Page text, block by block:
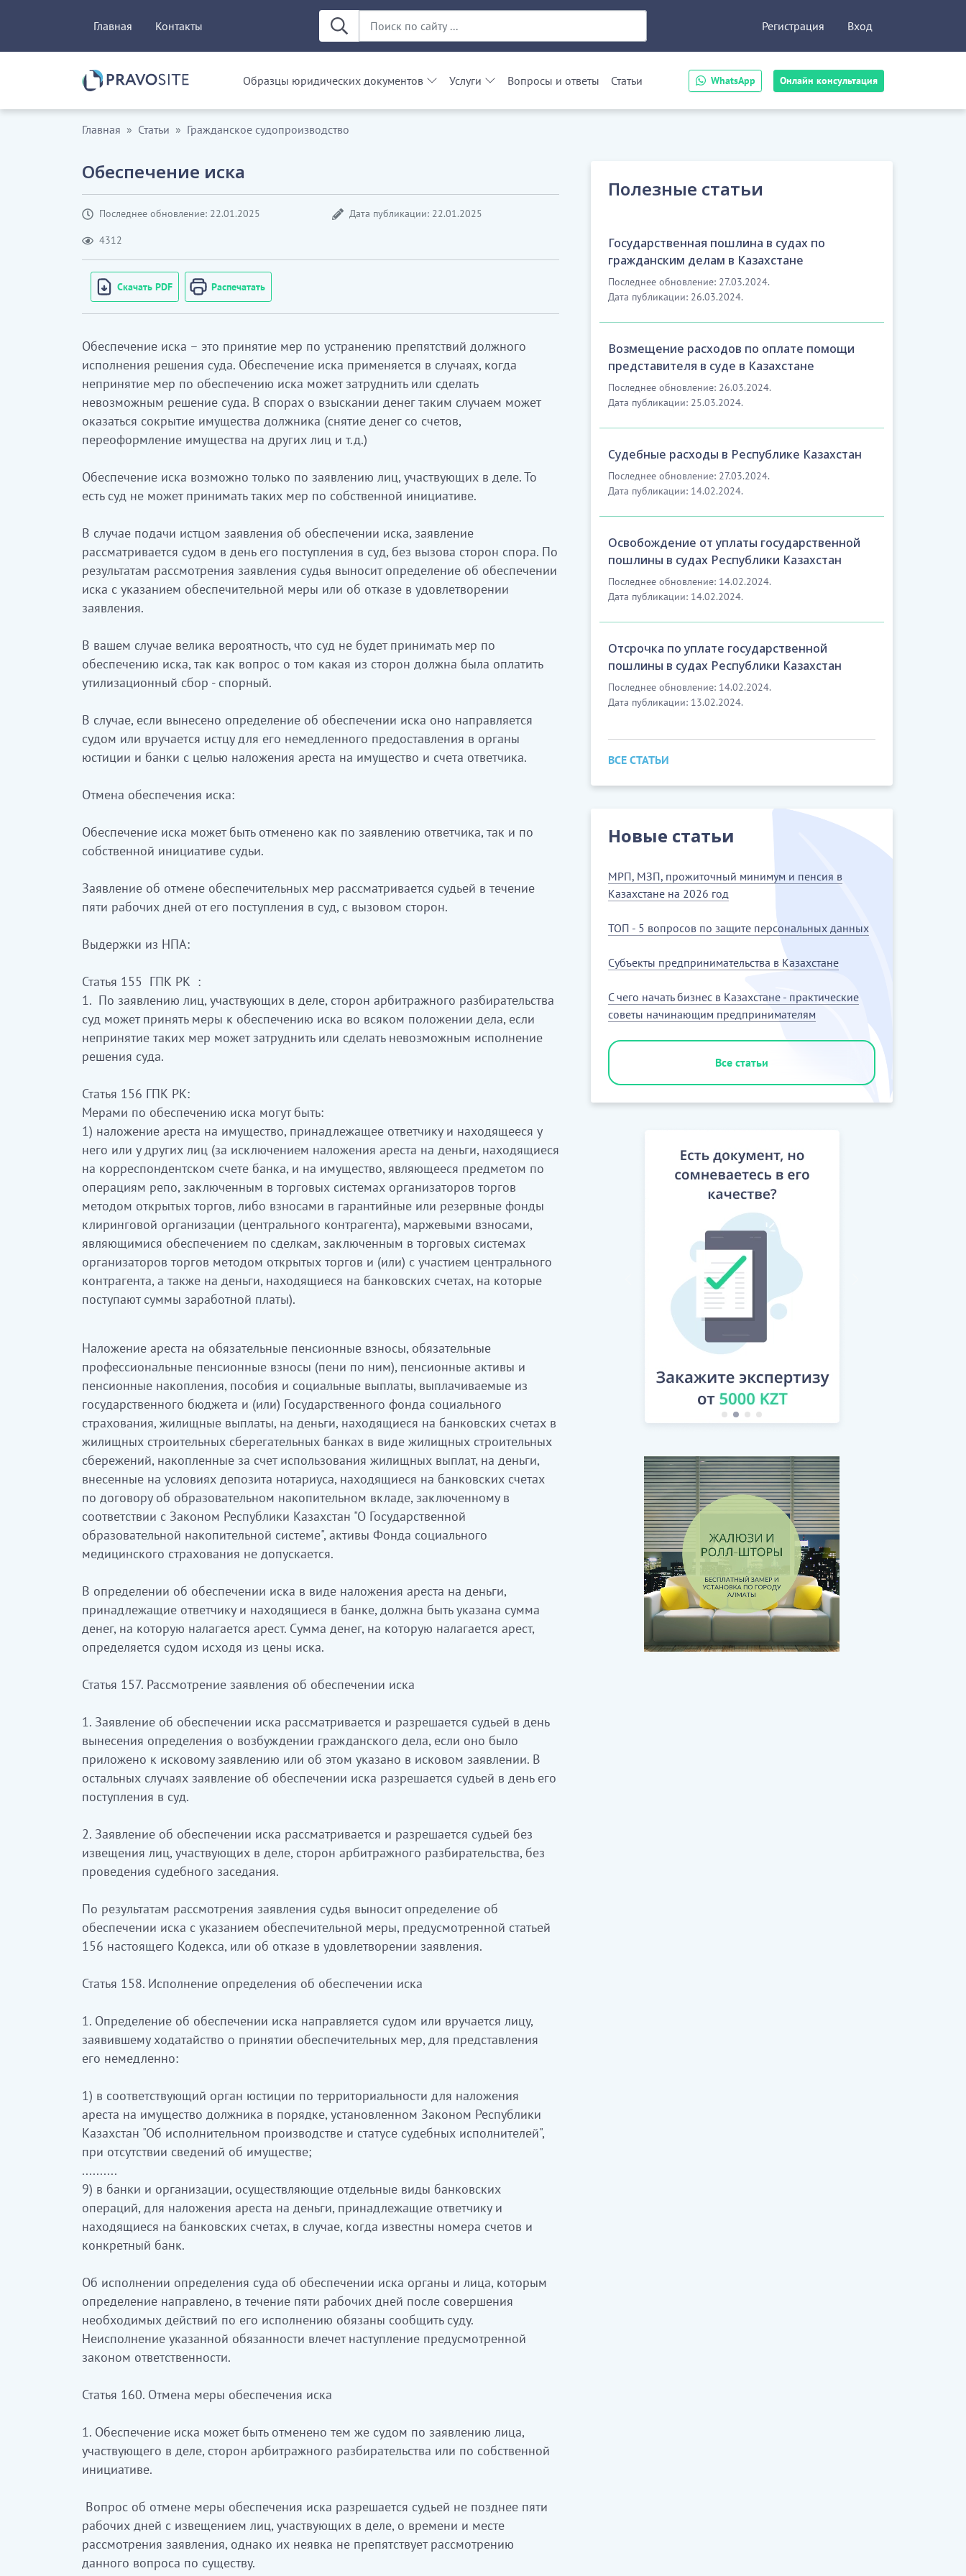
WhatsApp Онлайн консультация
Главная Контакты Регистрация Вход
Образцы юридических документов Услуги Вопросы и ответы Статьи
Главная Статьи Гражданское судопроизводство
Обеспечение иска
Последнее обновление: 22.01.2025 Дата публикации: 22.01.2025
4312
Скачать PDF Распечатать
Обеспечение иска – это принятие мер по устранению препятствий должного
исполнения решения суда. Обеспечение иска применяется в случаях, когда
непринятие мер по обеспечению иска может затруднить или сделать
невозможным решение суда. В спорах о взыскании денег таким случаем может
оказаться сокрытие имущества должника (снятие денег со счетов,
переоформление имущества на других лиц и т.д.)
Обеспечение иска возможно только по заявлению лиц, участвующих в деле. То
есть суд не может принимать таких мер по собственной инициативе.
В случае подачи истцом заявления об обеспечении иска, заявление
рассматривается судом в день его поступления в суд, без вызова сторон спора. По
результатам рассмотрения заявления судья выносит определение об обеспечении
иска с указанием обеспечительной меры или об отказе в удовлетворении
заявления.
В вашем случае велика вероятность, что суд не будет принимать мер по
обеспечению иска, так как вопрос о том какая из сторон должна была оплатить
утилизационный сбор - спорный.
В случае, если вынесено определение об обеспечении иска оно направляется
судом или вручается истцу для его немедленного предоставления в органы
юстиции и банки с целью наложения ареста на имущество и счета ответчика.
Отмена обеспечения иска:
Обеспечение иска может быть отменено как по заявлению ответчика, так и по
собственной инициативе судьи.
Заявление об отмене обеспечительных мер рассматривается судьей в течение
пяти рабочих дней от его поступления в суд, с вызовом сторон.
Выдержки из НПА:
Статья 155 ГПК РК :
1. По заявлению лиц, участвующих в деле, сторон арбитражного разбирательства
суд может принять меры к обеспечению иска во всяком положении дела, если
непринятие таких мер может затруднить или сделать невозможным исполнение
решения суда.
Статья 156 ГПК РК:
Мерами по обеспечению иска могут быть:
1) наложение ареста на имущество, принадлежащее ответчику и находящееся у
него или у других лиц (за исключением наложения ареста на деньги, находящиеся
на корреспондентском счете банка, и на имущество, являющееся предметом по
операциям репо, заключенным в торговых системах организаторов торгов
методом открытых торгов, либо взносами в гарантийные или резервные фонды
клиринговой организации (центрального контрагента), маржевыми взносами,
являющимися обеспечением по сделкам, заключенным в торговых системах
организаторов торгов методом открытых торгов и (или) с участием центрального
контрагента, а также на деньги, находящиеся на банковских счетах, на которые
поступают суммы заработной платы).
Наложение ареста на обязательные пенсионные взносы, обязательные
профессиональные пенсионные взносы (пени по ним), пенсионные активы и
пенсионные накопления, пособия и социальные выплаты, выплачиваемые из
государственного бюджета и (или) Государственного фонда социального
страхования, жилищные выплаты, на деньги, находящиеся на банковских счетах в
жилищных строительных сберегательных банках в виде жилищных строительных
сбережений, накопленные за счет использования жилищных выплат, на деньги,
внесенные на условиях депозита нотариуса, находящиеся на банковских счетах
по договору об образовательном накопительном вкладе, заключенному в
соответствии с Законом Республики Казахстан "О Государственной
образовательной накопительной системе", активы Фонда социального
медицинского страхования не допускается.
В определении об обеспечении иска в виде наложения ареста на деньги,
принадлежащие ответчику и находящиеся в банке, должна быть указана сумма
денег, на которую налагается арест. Сумма денег, на которую налагается арест,
определяется судом исходя из цены иска.
Статья 157. Рассмотрение заявления об обеспечении иска
1. Заявление об обеспечении иска рассматривается и разрешается судьей в день
вынесения определения о возбуждении гражданского дела, если оно было
приложено к исковому заявлению или об этом указано в исковом заявлении. В
остальных случаях заявление об обеспечении иска разрешается судьей в день его
поступления в суд.
2. Заявление об обеспечении иска рассматривается и разрешается судьей без
извещения лиц, участвующих в деле, сторон арбитражного разбирательства, без
проведения судебного заседания.
По результатам рассмотрения заявления судья выносит определение об
обеспечении иска с указанием обеспечительной меры, предусмотренной статьей
156 настоящего Кодекса, или об отказе в удовлетворении заявления.
Статья 158. Исполнение определения об обеспечении иска
1. Определение об обеспечении иска направляется судом или вручается лицу,
заявившему ходатайство о принятии обеспечительных мер, для представления
его немедленно:
1) в соответствующий орган юстиции по территориальности для наложения
ареста на имущество должника в порядке, установленном Законом Республики
Казахстан "Об исполнительном производстве и статусе судебных исполнителей",
при отсутствии сведений об имуществе;
..........
9) в банки и организации, осуществляющие отдельные виды банковских
операций, для наложения ареста на деньги, принадлежащие ответчику и
находящиеся на банковских счетах, в случае, когда известны номера счетов и
конкретный банк.
Об исполнении определения суда об обеспечении иска органы и лица, которым
определение направлено, в течение пяти рабочих дней после совершения
необходимых действий по его исполнению обязаны сообщить суду.
Неисполнение указанной обязанности влечет наступление предусмотренной
законом ответственности.
Статья 160. Отмена меры обеспечения иска
1. Обеспечение иска может быть отменено тем же судом по заявлению лица,
участвующего в деле, сторон арбитражного разбирательства или по собственной
инициативе.
Вопрос об отмене меры обеспечения иска разрешается судьей не позднее пяти
рабочих дней с извещением лиц, участвующих в деле, о времени и месте
рассмотрения заявления, однако их неявка не препятствует рассмотрению
данного вопроса по существу.
Полезные статьи
Государственная пошлина в судах по
гражданским делам в Казахстане
Последнее обновление: 27.03.2024.
Дата публикации: 26.03.2024.
Возмещение расходов по оплате помощи
представителя в суде в Казахстане
Последнее обновление: 26.03.2024.
Дата публикации: 25.03.2024.
Судебные расходы в Республике Казахстан
Последнее обновление: 27.03.2024.
Дата публикации: 14.02.2024.
Освобождение от уплаты государственной
пошлины в судах Республики Казахстан
Последнее обновление: 14.02.2024.
Дата публикации: 14.02.2024.
Отсрочка по уплате государственной
пошлины в судах Республики Казахстан
Последнее обновление: 14.02.2024.
Дата публикации: 13.02.2024.
ВСЕ СТАТЬИ
Новые статьи
МРП, МЗП, прожиточный минимум и пенсия в
Казахстане на 2026 год
ТОП - 5 вопросов по защите персональных данных
Субъекты предпринимательства в Казахстане
С чего начать бизнес в Казахстане - практические
советы начинающим предпринимателям
Все статьи